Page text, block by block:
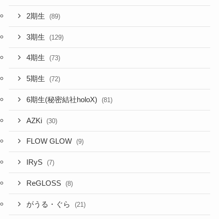
2期生 (89)
3期生 (129)
4期生 (73)
5期生 (72)
6期生(秘密結社holoX) (81)
AZKi (30)
FLOW GLOW (9)
IRyS (7)
ReGLOSS (8)
がうる・ぐら (21)